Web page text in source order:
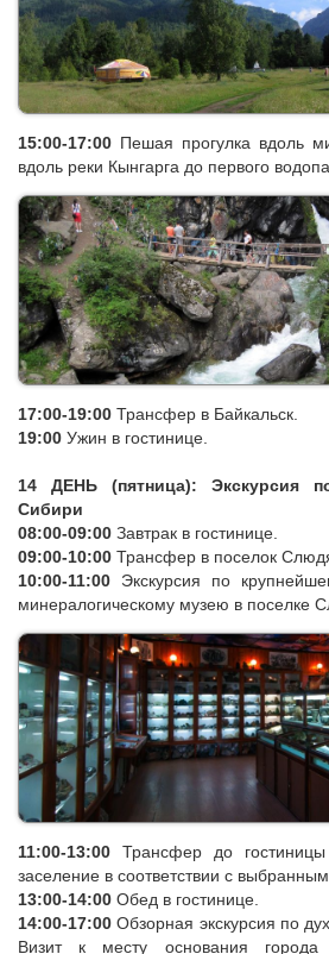
осмотрим Покровскую церковь и
Нойоной-Хэбтэшэ.
13:00-14:00Обед в поселке Аршан.
14:00-15:00Визит в Хойморский
15:00-17:00Пешая прогулка вдоль
вдоль реки Кынгарга до первого
17:00-19:00Трансфер в Байкальск.
14 ДЕНЬ (пятница): Экскурсия
Сибири
08:00-09:00Завтрак в гостинице.
09:00-10:00Трансфер в поселок
10:00-11:00 Экскурсия по
минералогическому музею в поселке